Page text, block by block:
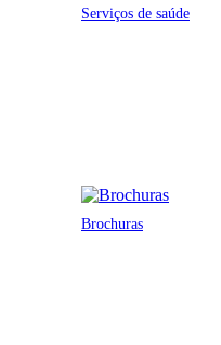
Serviços de saúde
Brochuras